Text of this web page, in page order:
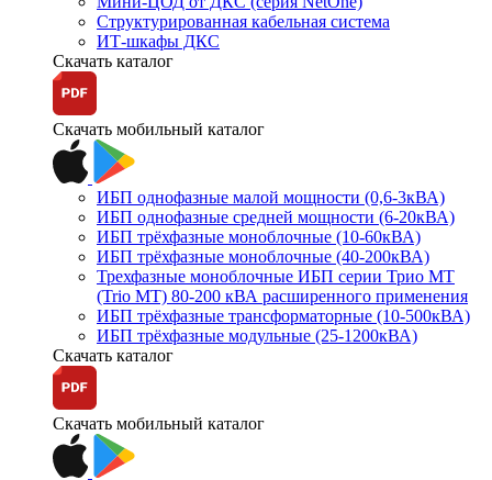
Структурированная кабельная система
ИТ-шкафы ДКС
Скачать каталог
Скачать мобильный каталог
ИБП однофазные малой мощности (0,6-3кВА)
ИБП однофазные средней мощности (6-20кВА)
ИБП трёхфазные моноблочные (10-60кВА)
ИБП трёхфазные моноблочные (40-200кВА)
Трехфазные моноблочные ИБП серии Трио МТ
(Trio MT) 80-200 кВА расширенного применения
ИБП трёхфазные трансформаторные (10-500кВА)
ИБП трёхфазные модульные (25-1200кВА)
Скачать каталог
Скачать мобильный каталог